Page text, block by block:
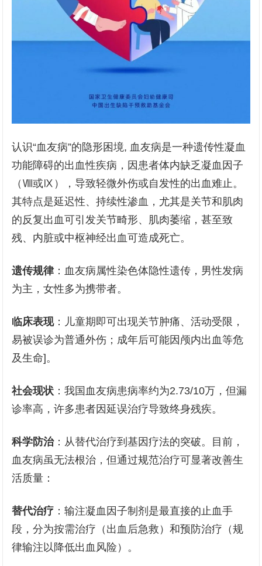
认识“血友病”的隐形困境, 血友病是一种遗传性凝血
功能障碍的出血性疾病，因患者体内缺乏凝血因子
（Ⅷ或Ⅸ），导致轻微外伤或自发性的出血难止。
其特点是延迟性、持续性渗血，尤其是关节和肌肉
的反复出血可引发关节畸形、肌肉萎缩，甚至致
残、内脏或中枢神经出血可造成死亡。
遗传规律：血友病属性染色体隐性遗传，男性发病
为主，女性多为携带者。
临床表现：儿童期即可出现关节肿痛、活动受限，
易被误诊为普通外伤；成年后可能因颅内出血等危
及生命]。
社会现状 ：我国血友病患病率约为2.73/10万，但漏
诊率高，许多患者因延误治疗导致终身残疾。
科学防治：从替代治疗到基因疗法的突破。目前，
血友病虽无法根治，但通过规范治疗可显著改善生
活质量：
替代治疗 ：输注凝血因子制剂是最直接的止血手
段，分为按需治疗（出血后急救）和预防治疗（规
律输注以降低出血风险）。